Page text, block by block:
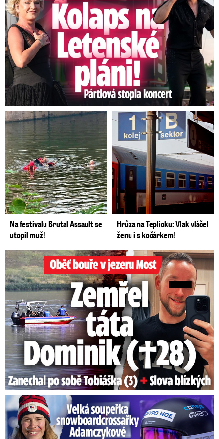
Na festivalu Brutal Assault se
utopil muž!
Hrůza na Teplicku: Vlak vláčel
ženu i s kočárkem!
Oběť bouře v jezeru Most: Zemřel táta Dominik (†28)
Velká soupeřka Adamczykové: Šokující konec!